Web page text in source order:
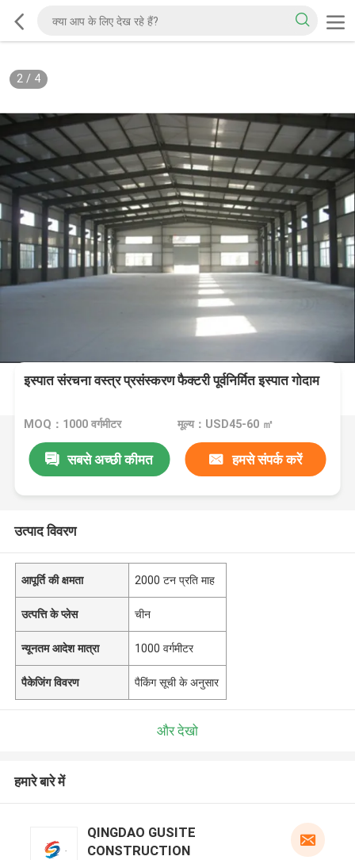
2/ 4
इस्पात संरचना वस्त्र प्रसंस्करण फैक्टरी पूर्वनिर्मित इस्पात गोदाम
MOQ：1000 वर्गमीटर मूल्य：USD45-60 ㎡
सबसे अच्छी कीमत हमसे संपर्क करें
उत्पाद विवरण
आपूर्ति की क्षमता 2000 टन प्रति माह
उत्पत्ति के प्लेस चीन
न्यूनतम आदेश मात्रा 1000 वर्गमीटर
पैकेजिंग विवरण पैकिंग सूची के अनुसार
और देखो
हमारे बारे में
QINGDAO GUSITE
CONSTRUCTION